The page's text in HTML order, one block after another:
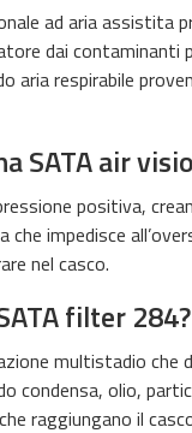
ad aria assistita
dai contaminanti
aria respirabile
SATA air
positiva,
impedisce
nel casco.
filter 284?
multistadio che
condensa, olio,
raggiungano il